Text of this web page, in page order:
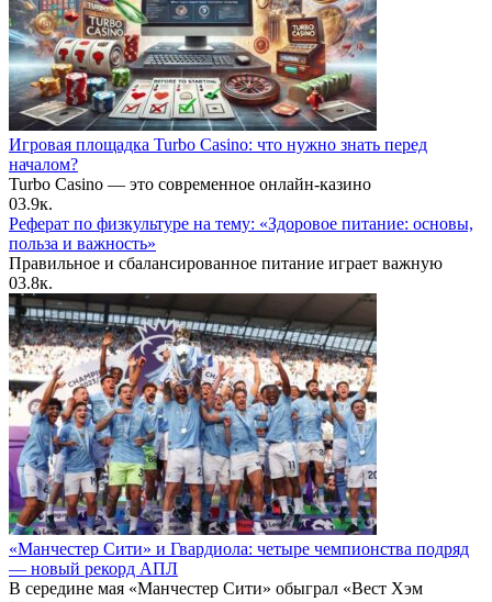
Игровая площадка Turbo Casino: что нужно знать перед
началом?
Turbo Casino — это современное онлайн-казино
03.9к.
Реферат по физкультуре на тему: «Здоровое питание: основы,
польза и важность»
Правильное и сбалансированное питание играет важную
03.8к.
«Манчестер Сити» и Гвардиола: четыре чемпионства подряд
— новый рекорд АПЛ
В середине мая «Манчестер Сити» обыграл «Вест Хэм